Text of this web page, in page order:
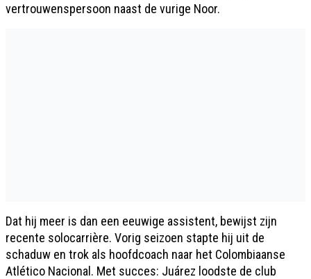
vertrouwenspersoon naast de vurige Noor.
Dat hij meer is dan een eeuwige assistent, bewijst zijn
recente solocarrière. Vorig seizoen stapte hij uit de
schaduw en trok als hoofdcoach naar het Colombiaanse
Atlético Nacional. Met succes: Juárez loodste de club